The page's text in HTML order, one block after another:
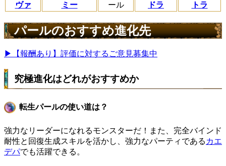
ヴァ
ミー
ール
ドラ
トラ
パールのおすすめ進化先
▶【報酬あり】評価に対するご意見募集中
究極進化はどれがおすすめか
転生パールの使い道は？
強力なリーダーになれるモンスターだ！また、完全バインド
耐性と回復生成スキルを活かし、強力なパーティである カエ
デパでも活躍できる。